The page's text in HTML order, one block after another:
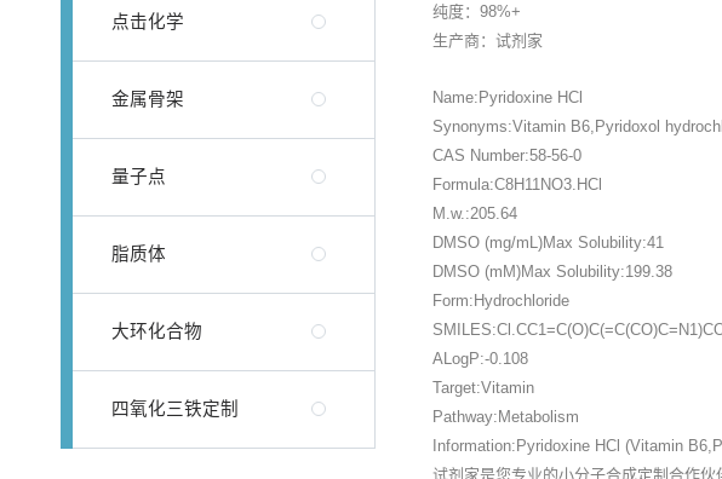
点击化学
金属骨架
量子点
脂质体
大环化合物
四氧化三铁定制
纯度：98%+
生产商：试剂家
Name:Pyridoxine HCl
Synonyms:Vitamin B6,Pyridoxol
CAS Number:58-56-0
Formula:C8H11NO3.HCl
M.w.:205.64
DMSO (mg/mL)Max Solubility:41
DMSO (mM)Max Solubility:199.38
Form:Hydrochloride
ALogP:-0.108
Target:Vitamin
Pathway:Metabolism
Information:Pyridoxine HCl (Vitamin
试剂家是您专业的小分子合成定制合作